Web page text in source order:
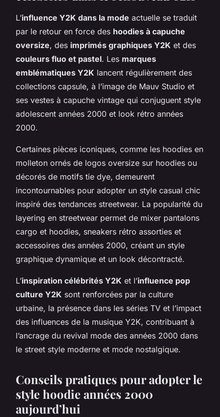
L’influence Y2K dans la mode actuelle se traduit
par le retour en force des hoodies à capuche
oversize, des imprimés graphiques Y2K et des
couleurs fluo et pastel. Les marques
emblématiques Y2K lancent régulièrement des
collections capsule, à l’image de Mauv Studio et
ses vestes à capuche vintage qui conjuguent style
adolescent années 2000 et look rétro années
2000.
Certaines pièces iconiques, comme les hoodies en
molleton ornés de logos oversize sur hoodies ou
décorés de motifs tie dye, demeurent
incontournables pour adopter un style casual chic
inspiré des tendances streetwear. La popularité du
layering en streetwear permet de mixer pantalons
cargo et hoodies, sneakers rétro assorties et
accessoires des années 2000, créant un style
graphique dynamique et un look décontracté.
L’inspiration célébrités Y2K et l’influence pop
culture Y2K sont renforcées par la culture
urbaine, la présence dans les séries TV et l’impact
des influences de la musique Y2K, contribuant à
l’ancrage du revival mode des années 2000 dans
le street style moderne et mode nostalgique.
Conseils pratiques pour adopter le
style hoodie années 2000
aujourd’hui